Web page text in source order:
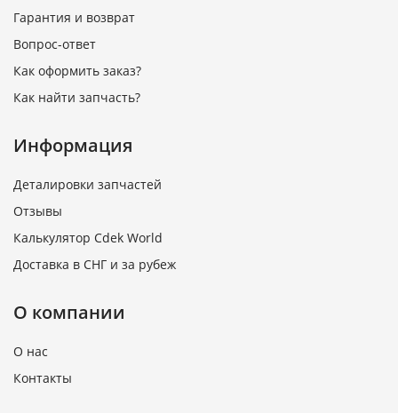
Гарантия и возврат
Вопрос-ответ
Как оформить заказ?
Как найти запчасть?
Информация
Деталировки запчастей
Отзывы
Калькулятор Cdek World
Доставка в СНГ и за рубеж
О компании
О нас
Контакты